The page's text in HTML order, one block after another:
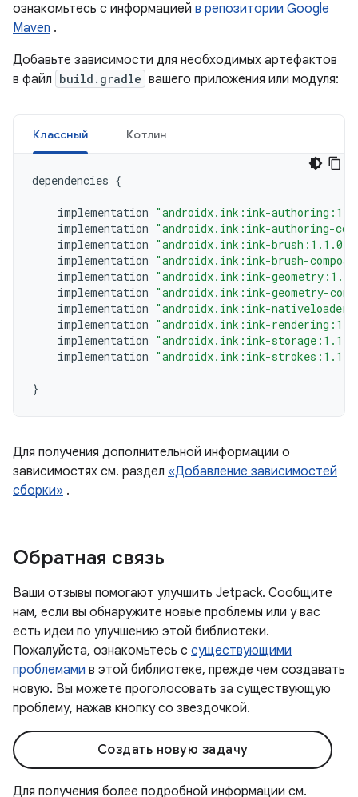
ознакомьтесь с информацией в репозитории Google
Maven .
Добавьте зависимости для необходимых артефактов
в файл build.gradle вашего приложения или модуля:
Классный Котлин
dependencies {
implementation "androidx.ink:ink-
implementation "androidx.ink:ink-authoring-
implementation "androidx.ink:ink-brush:1.1.0-
implementation "androidx.ink:ink-brush-
implementation "androidx.ink:ink-
implementation "androidx.ink:ink-geometry-
implementation "androidx.ink:ink-
implementation "androidx.ink:ink-
implementation "androidx.ink:ink-
implementation "androidx.ink:ink-
}
Для получения дополнительной информации о
зависимостях см. раздел «Добавление зависимостей
сборки» .
Обратная связь
Ваши отзывы помогают улучшить Jetpack. Сообщите
нам, если вы обнаружите новые проблемы или у вас
есть идеи по улучшению этой библиотеки.
Пожалуйста, ознакомьтесь с существующими
проблемами в этой библиотеке, прежде чем создавать
новую. Вы можете проголосовать за существующую
проблему, нажав кнопку со звездочкой.
Создать новую задачу
Для получения более подробной информации см.